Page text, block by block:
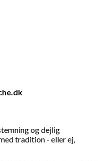
og dejlig
tradition - eller ej,